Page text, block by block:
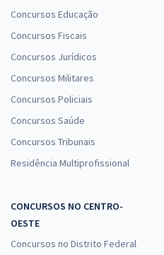
Concursos Educação
Concursos Fiscais
Concursos Jurídicos
Concursos Militares
Concursos Policiais
Concursos Saúde
Concursos Tribunais
Residência Multiprofissional
CONCURSOS NO CENTRO-
OESTE
Concursos no Distrito Federal